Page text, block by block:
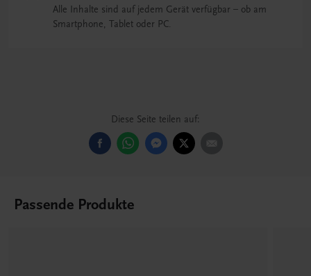
Alle Inhalte sind auf jedem Gerät verfügbar – ob am
Smartphone, Tablet oder PC.
Diese Seite teilen auf:
Passende Produkte